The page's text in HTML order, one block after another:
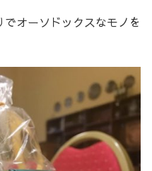
オーソドックスなモノを